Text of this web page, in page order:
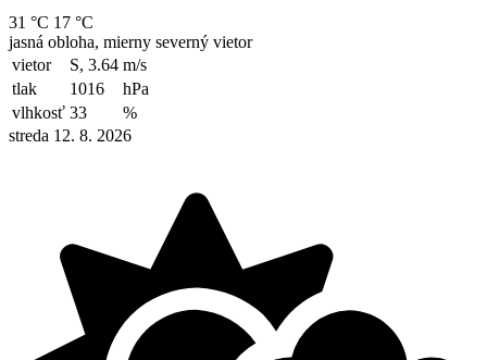
31 °C 17 °C
jasná obloha, mierny severný vietor
vietor
S, 3.64 m/s
tlak
1016
hPa
vlhkosť 33
%
streda 12. 8. 2026